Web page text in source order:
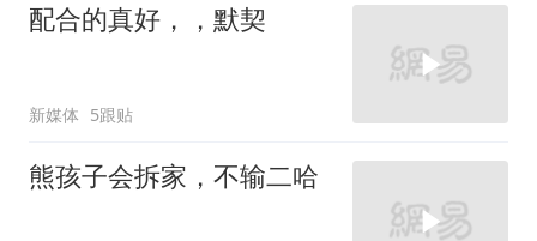
配合的真好，，默契
新媒体 5跟贴
熊孩子会拆家，不输二哈